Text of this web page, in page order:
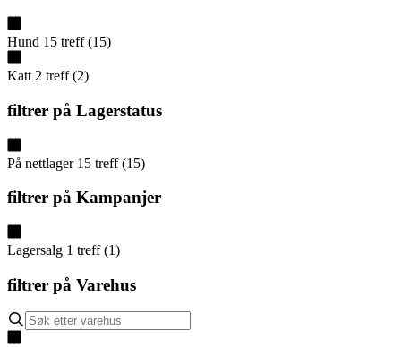
Hund 15 treff (15)
Katt 2 treff (2)
filtrer på Lagerstatus
På nettlager 15 treff (15)
filtrer på Kampanjer
Lagersalg 1 treff (1)
filtrer på Varehus